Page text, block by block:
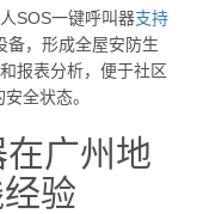
SOS一键呼叫器支持
备，形成全屋安防生
报表分析，便于社区
全状态。
广州地
验